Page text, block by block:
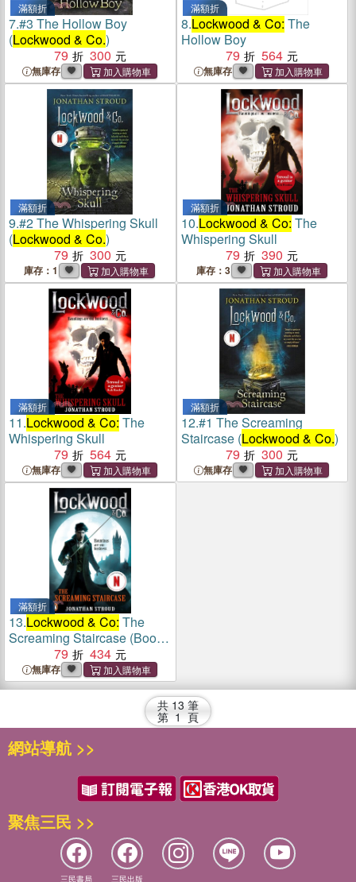
滿額折
7.#3 The Hollow Boy
(Lockwood & Co.)
79
300
無庫存
滿額折
8.Lockwood & Co: The
Hollow Boy
79
564
無庫存
滿額折
9.#2 The Whispering Skull
(Lockwood & Co.)
79
300
庫存：1
滿額折
10.Lockwood & Co: The
Whispering Skull
79
390
庫存：3
滿額折
11.Lockwood & Co: The
Whispering Skull
79
564
無庫存
滿額折
12.#1 The Screaming
Staircase (Lockwood & Co.)
79
300
無庫存
滿額折
13.Lockwood & Co: The
Screaming Staircase (Book
79 434
無庫存
共 13 筆
第 1 頁
網站導航 >>
聚焦三民 >>
三民書局 三民出版